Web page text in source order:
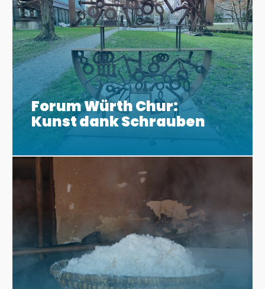
Forum Würth Chur:
Kunst dank Schrauben